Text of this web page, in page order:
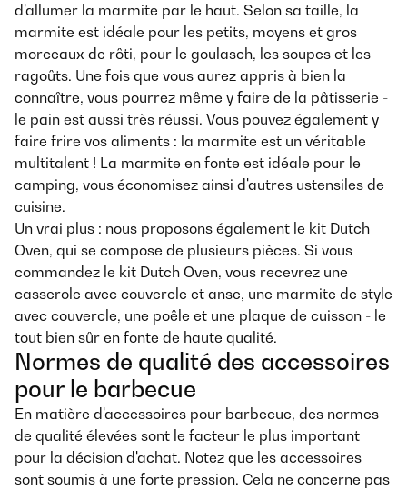
d'allumer la marmite par le haut. Selon sa taille, la
marmite est idéale pour les petits, moyens et gros
morceaux de rôti, pour le goulasch, les soupes et les
ragoûts. Une fois que vous aurez appris à bien la
connaître, vous pourrez même y faire de la pâtisserie -
le pain est aussi très réussi. Vous pouvez également y
faire frire vos aliments : la marmite est un véritable
multitalent ! La marmite en fonte est idéale pour le
camping, vous économisez ainsi d'autres ustensiles de
cuisine.
Un vrai plus : nous proposons également le kit Dutch
Oven, qui se compose de plusieurs pièces. Si vous
commandez le kit Dutch Oven, vous recevrez une
casserole avec couvercle et anse, une marmite de style
avec couvercle, une poêle et une plaque de cuisson - le
tout bien sûr en fonte de haute qualité.
Normes de qualité des accessoires
pour le barbecue
En matière d'accessoires pour barbecue, des normes
de qualité élevées sont le facteur le plus important
pour la décision d'achat. Notez que les accessoires
sont soumis à une forte pression. Cela ne concerne pas